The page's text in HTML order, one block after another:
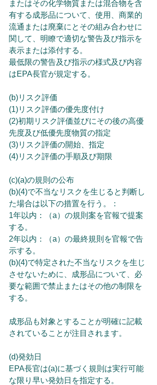
またはその化学物質または混合物を含
有する成形品について、使用、商業的
流通または廃棄にとその組み合わせに
関して、明瞭で適切な警告及び指示を
表示または添付する。
最低限の警告及び指示の様式及び内容
はEPA長官が規定する。
(b)リスク評価
(1)リスク評価の優先度付け
(2)初期リスク評価並びにその後の高優
先度及び低優先度物質の指定
(3)リスク評価の開始、指定
(4)リスク評価の手順及び期限
(c)(a)の規則の公布
(b)(4)で不当なリスクを生じると判断し
た場合は以下の措置を行う。：
1年以内：（a）の規則案を官報で提案
する。
2年以内：（a）の最終規則を官報で告
示する。
(b)(4)で特定された不当なリスクを生じ
させないために、成形品について、必
要な範囲で禁止またはその他の制限を
する。
成形品も対象とすることが明確に記載
されていることが注目されます。
(d)発効日
EPA長官は(a)に基づく規則は実行可能
な限り早い発効日を指定する。